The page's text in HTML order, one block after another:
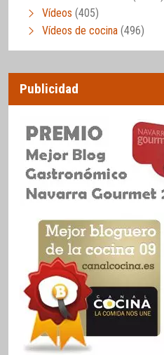
Vídeos (405)
Vídeos de cocina (496)
Publicidad